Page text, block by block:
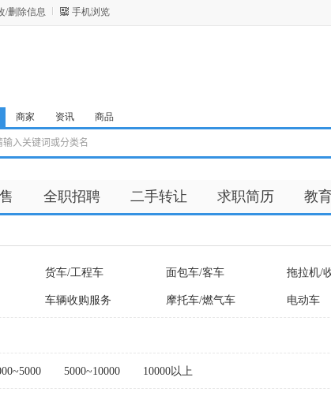
/删除信息 手机浏览
商家 资讯 商品
全职招聘 二手转让 求职简历 教
货车/工程车 面包车/客车 拖拉机/
车辆收购服务 摩托车/燃气车 电动车
5000~10000 10000以上